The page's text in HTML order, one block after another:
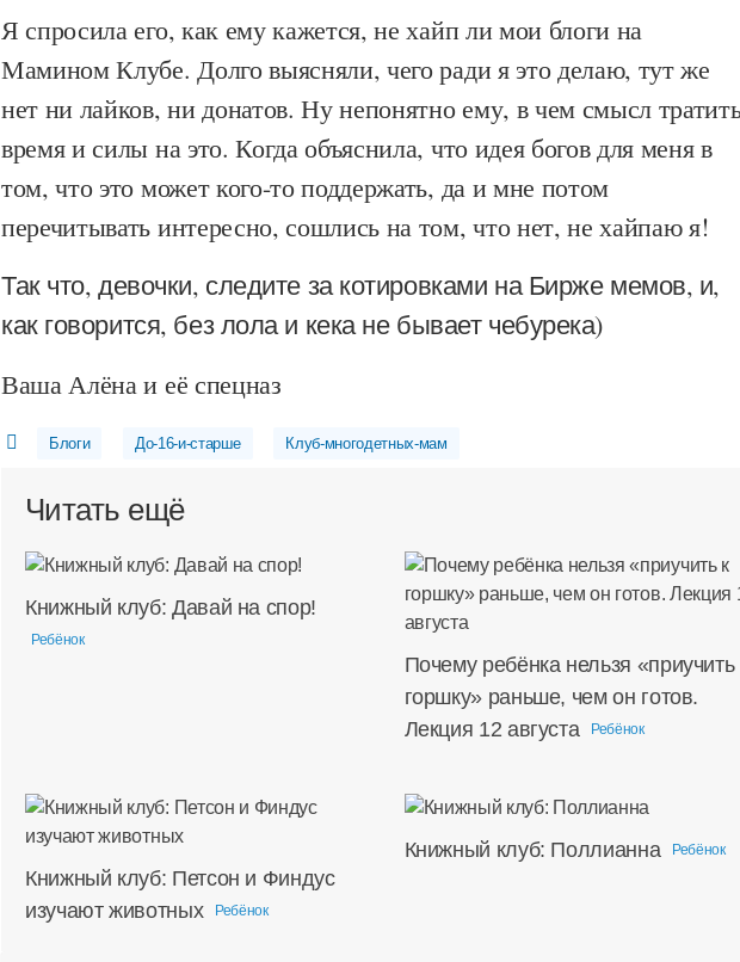
Я спросила его, как ему кажется, не хайп ли мои блоги на
Мамином Клубе. Долго выясняли, чего ради я это делаю, тут же
нет ни лайков, ни донатов. Ну непонятно ему, в чем смысл
время и силы на это. Когда объяснила, что идея богов для меня в
том, что это может кого-то поддержать, да и мне потом
перечитывать интересно, сошлись на том, что нет, не хайпаю я!
Так что, девочки, следите за котировками на Бирже мемов, и,
как говорится, без лола и кека не бывает чебурека)
Ваша Алёна и её спецназ
Блоги До-16-и-старше Клуб-многодетных-мам
Читать ещё
Книжный клуб: Давай на спор!
Ребёнок
Почему ребёнка нельзя «приучить
горшку» раньше, чем он готов.
Лекция 12 августа
Ребёнок
Книжный клуб: Петсон и Финдус
изучают животных
Ребёнок
Книжный клуб: Поллианна Ребёнок